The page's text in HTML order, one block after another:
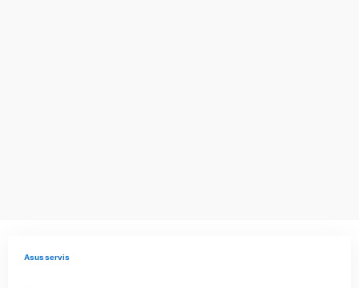
Asusservis